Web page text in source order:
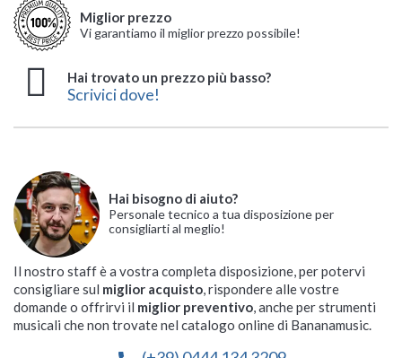
Miglior prezzo
Vi garantiamo il miglior prezzo possibile!
Hai trovato un prezzo più basso?
Scrivici dove!
Hai bisogno di aiuto?
Personale tecnico a tua disposizione per
consigliarti al meglio!
Il nostro staff è a vostra completa disposizione, per potervi
consigliare sul miglior acquisto, rispondere alle vostre
domande o offrirvi il miglior preventivo, anche per strumenti
musicali che non trovate nel catalogo online di Bananamusic.